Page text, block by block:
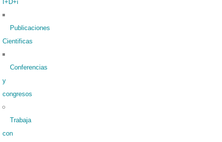
I+D+i
Publicaciones
Cientificas
Conferencias
y
congresos
Trabaja
con